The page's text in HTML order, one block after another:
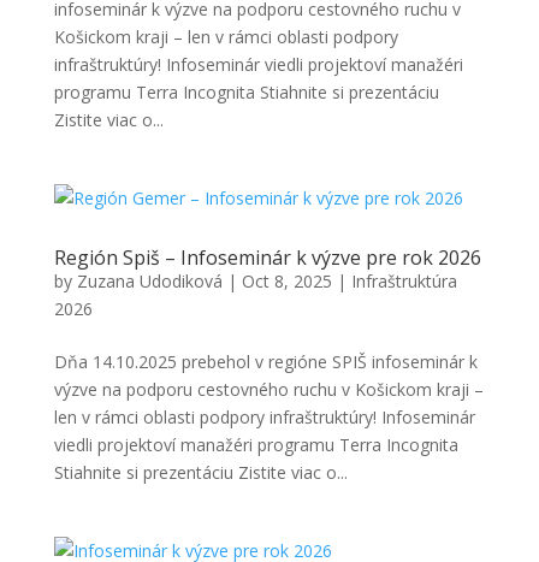
infoseminár k výzve na podporu cestovného ruchu v
Košickom kraji – len v rámci oblasti podpory
infraštruktúry! Infoseminár viedli projektoví manažéri
programu Terra Incognita Stiahnite si prezentáciu
Zistite viac o...
Región Spiš – Infoseminár k výzve pre rok 2026
by Zuzana Udodiková | Oct 8, 2025 | Infraštruktúra
2026
Dňa 14.10.2025 prebehol v regióne SPIŠ infoseminár k
výzve na podporu cestovného ruchu v Košickom kraji –
len v rámci oblasti podpory infraštruktúry! Infoseminár
viedli projektoví manažéri programu Terra Incognita
Stiahnite si prezentáciu Zistite viac o...